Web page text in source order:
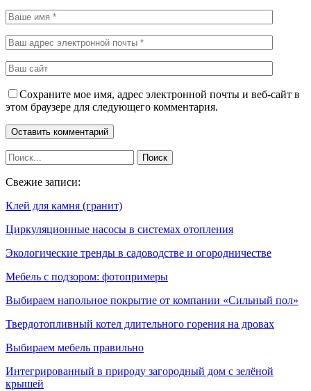
Сохраните мое имя, адрес электронной почты и веб-сайт в
этом браузере для следующего комментария.
Свежие записи:
Клей для камня (гранит)
Циркуляционные насосы в системах отопления
Экологические тренды в садоводстве и огородничестве
Мебель с подзором: фотопримеры
Выбираем напольное покрытие от компании «Сильный пол»
Твердотопливный котел длительного горения на дровах
Выбираем мебель правильно
Интегрированный в природу загородный дом с зелёной
крышей